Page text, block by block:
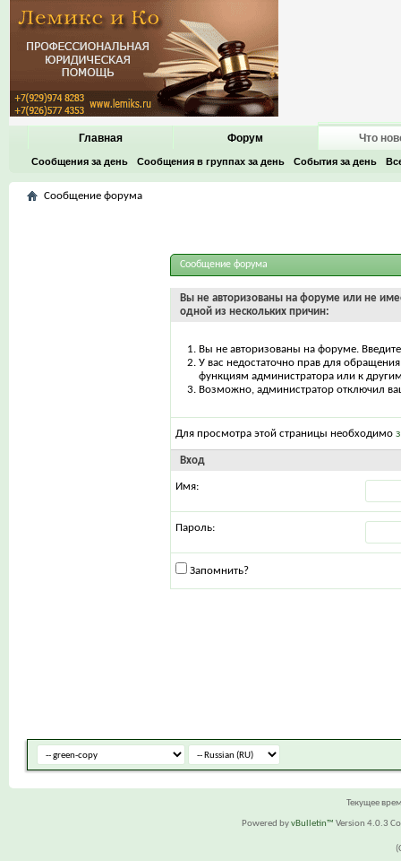
Главная Форум Что
Сообщения за день Сообщения в группах за день События за день
Сообщение форума
Сообщение форума
Вы не авторизованы на форуме или не
одной из нескольких причин:
Вы не авторизованы на форуме.
У вас недостаточно прав для
функциям администратора или к
Возможно, администратор отключил
Для просмотра этой страницы необходимо
Вход
Имя:
Пароль:
Запомнить?
Текущее
Powered byvBulletin™ Version 4.0.3